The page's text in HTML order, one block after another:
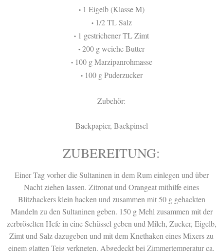
•1 Eigelb (Klasse M)
•1/2 TL Salz
• 1 gestrichener TL Zimt
• 200 g weiche Butter
•100 g Marzipanrohmasse
•100 g Puderzucker
Zubehör:
Backpapier, Backpinsel
ZUBEREITUNG:
Einer Tag vorher die Sultaninen in dem Rum einlegen und über
Nacht ziehen lassen. Zitronat und Orangeat mithilfe eines
Blitzhackers klein hacken und zusammen mit 50 g gehackten
Mandeln zu den Sultaninen geben. 150 g Mehl zusammen mit der
zerbröselten Hefe in eine Schüssel geben und Milch, Zucker, Eigelb,
Zimt und Salz dazugeben und mit dem Knethaken eines Mixers zu
einem glatten Teig verkneten. Abgedeckt bei Zimmertemperatur ca.